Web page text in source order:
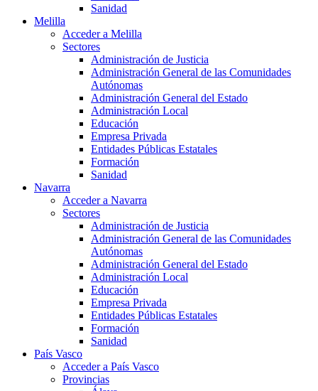
Sanidad
Melilla
Acceder a Melilla
Sectores
Administración de Justicia
Administración General de las Comunidades
Autónomas
Administración General del Estado
Administración Local
Educación
Empresa Privada
Entidades Públicas Estatales
Formación
Sanidad
Navarra
Acceder a Navarra
Sectores
Administración de Justicia
Administración General de las Comunidades
Autónomas
Administración General del Estado
Administración Local
Educación
Empresa Privada
Entidades Públicas Estatales
Formación
Sanidad
País Vasco
Acceder a País Vasco
Provincias